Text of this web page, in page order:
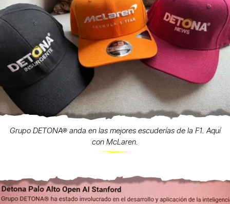
Grupo DETONA® anda en las mejores escuderías de la F1. Aquí
con McLaren.